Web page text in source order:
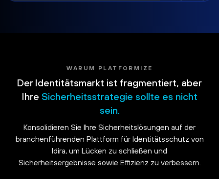
WARUM PLATFORMIZE
Der Identitätsmarkt ist fragmentiert, aber
Ihre Sicherheitsstrategie sollte es nicht
sein.
Konsolidieren Sie Ihre Sicherheitslösungen auf der
branchenführenden Plattform für Identitätsschutz von
Idira, um Lücken zu schließen und
Sicherheitsergebnisse sowie Effizienz zu verbessern.